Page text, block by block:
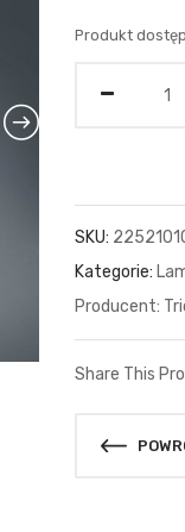
Produkt
SKU:
Kategorie:
Share This